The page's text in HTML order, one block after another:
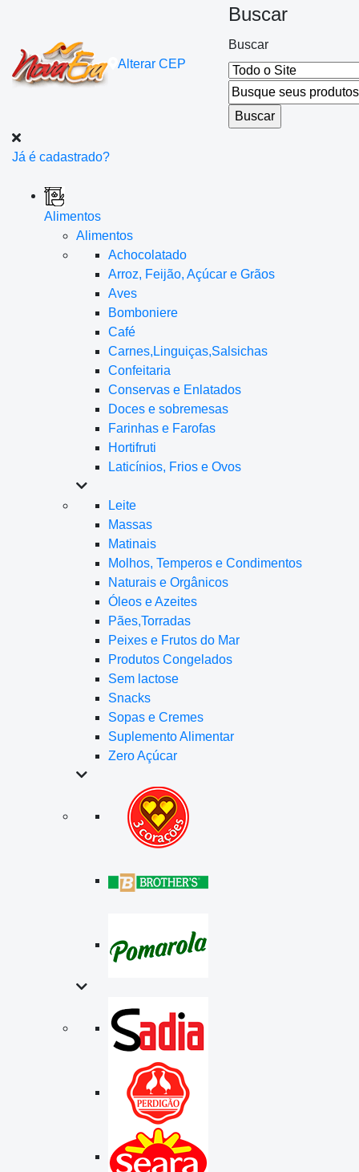
Alterar CEP
Buscar
Buscar
Já é cadastrado?
Alimentos
Alimentos
Achocolatado
Arroz, Feijão, Açúcar e Grãos
Aves
Bomboniere
Café
Carnes,Linguiças,Salsichas
Confeitaria
Conservas e Enlatados
Doces e sobremesas
Farinhas e Farofas
Hortifruti
Laticínios, Frios e Ovos
Leite
Massas
Matinais
Molhos, Temperos e Condimentos
Naturais e Orgânicos
Óleos e Azeites
Pães,Torradas
Peixes e Frutos do Mar
Produtos Congelados
Sem lactose
Snacks
Sopas e Cremes
Suplemento Alimentar
Zero Açúcar